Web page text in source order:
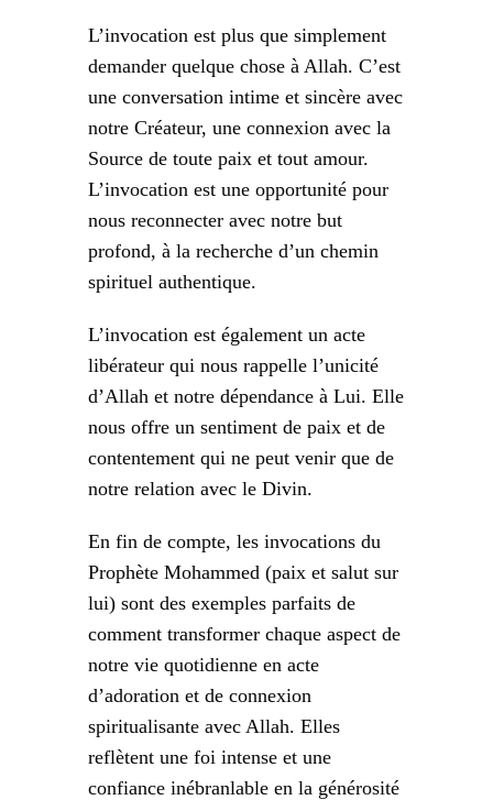
L’invocation est plus que simplement
demander quelque chose à Allah. C’est
une conversation intime et sincère avec
notre Créateur, une connexion avec la
Source de toute paix et tout amour.
L’invocation est une opportunité pour
nous reconnecter avec notre but
profond, à la recherche d’un chemin
spirituel authentique.
L’invocation est également un acte
libérateur qui nous rappelle l’unicité
d’Allah et notre dépendance à Lui. Elle
nous offre un sentiment de paix et de
contentement qui ne peut venir que de
notre relation avec le Divin.
En fin de compte, les invocations du
Prophète Mohammed (paix et salut sur
lui) sont des exemples parfaits de
comment transformer chaque aspect de
notre vie quotidienne en acte
d’adoration et de connexion
spiritualisante avec Allah. Elles
reflètent une foi intense et une
confiance inébranlable en la générosité